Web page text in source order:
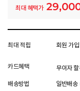
최대 혜택가
모든 혜택이 적용된 금액으
최대 적립 회원 가입
카드혜택 무이자
배송방법 일반배송